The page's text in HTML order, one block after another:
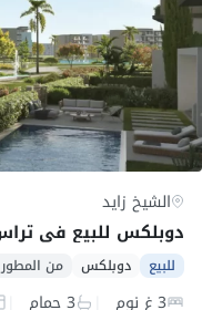
الشيخ زايد
للبيع دوبلكس من المطور
3 غ نوم 3 حمام